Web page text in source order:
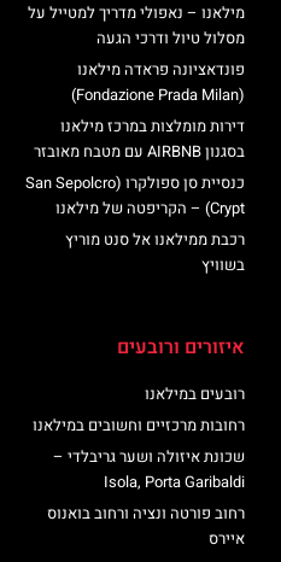
מילאנו – נאפולי מדריך למטייל על
מסלול טיול ודרכי הגעה
פונדאציונה פראדה מילאנו
(Fondazione Prada Milan)
דירות מומלצות במרכז מילאנו
בסגנון AIRBNB עם מטבח מאובזר
כנסיית סן ספולקרו (San Sepolcro
Crypt) – הקריפטה של מילאנו
רכבת ממילאנו אל סנט מוריץ
בשוויץ
איזורים ורובעים
רובעים במילאנו
רחובות מרכזיים וחשובים במילאנו
שכונת איזולה ושער גריבלדי –
Isola, Porta Garibaldi
רחוב פורטה ונציה ורחוב בואנוס
איירס